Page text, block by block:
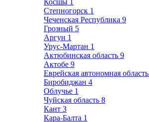
Косшы 1
Степногорск 1
Чеченская Республика 9
Грозный 5
Аргун 1
Урус-Мартан 1
Актюбинская область 9
Актобе 9
Еврейская автономная область
Биробиджан 4
Облучье 1
Чуйская область 8
Кант 3
Кара-Балта 1